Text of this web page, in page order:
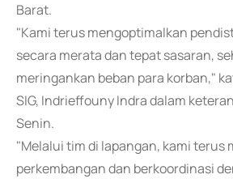
Barat.
"Kami terus mengoptimalkan
secara merata dan tepat sasaran,
meringankan beban para korban,"
SIG, Indrieffouny Indra dalam
Senin.
"Melalui tim di lapangan, kami terus
perkembangan dan berkoordinasi